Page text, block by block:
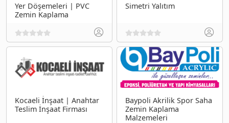
Yer Döşemeleri | PVC
Zemin Kaplama
Simetri Yalıtım
Kocaeli İnşaat | Anahtar
Teslim İnşaat Firması
Baypoli Akrilik Spor Saha
Zemin Kaplama
Malzemeleri